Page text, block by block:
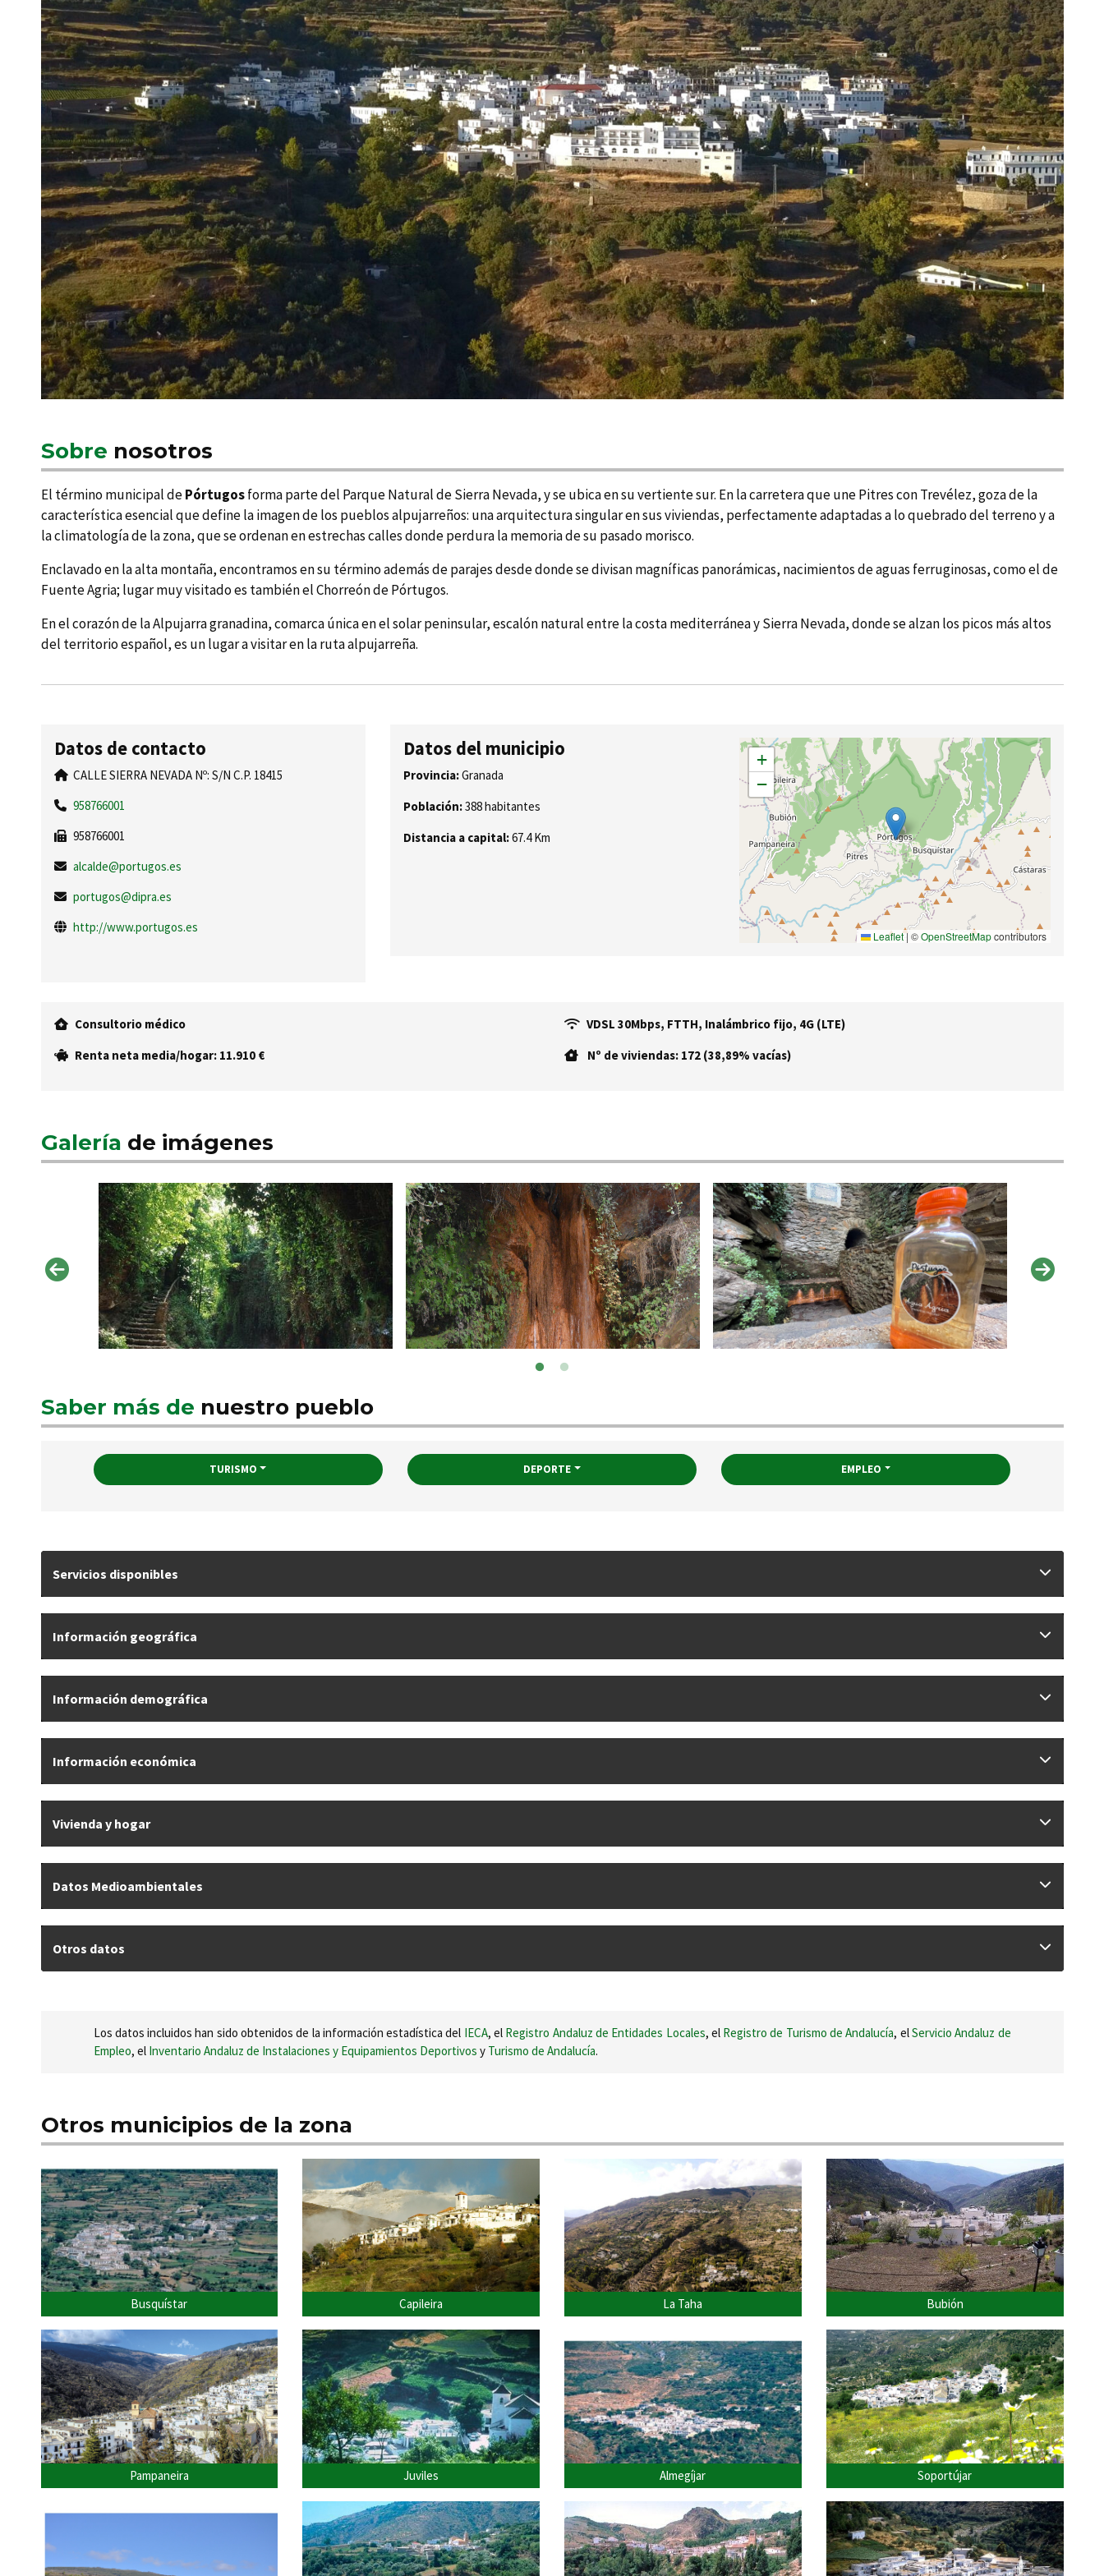
Sobre nosotros
El término municipal dePórtugosforma parte del Parque Natural de Sierra Nevada, y se ubica en su vertiente sur. En la carretera que une Pitres con Trevélez, goza de la
caracterí­stica esencial que define la imagen de los pueblos alpujarreños: una arquitectura singular en sus viviendas, perfectamente adaptadas a lo quebrado del terreno y a
la climatologí­a de la zona, que se ordenan en estrechas calles donde perdura la memoria de su pasado morisco.
Enclavado en la alta montaña, encontramos en su término además de parajes desde donde se divisan magní­ficas panorámicas, nacimientos de aguas ferruginosas, como el de
Fuente Agria; lugar muy visitado es también el Chorreón de Pórtugos.
En el corazón de la Alpujarra granadina, comarca única en el solar peninsular, escalón natural entre la costa mediterránea y Sierra Nevada, donde se alzan los picos más altos
del territorio español, es un lugar a visitar en la ruta alpujarreña.
Datos de contacto
CALLE SIERRA NEVADA Nº: S/N C.P. 18415
958766001
958766001
alcalde@portugos.es
portugos@dipra.es
http://www.portugos.es
Datos del municipio
Provincia:Granada
Población:388 habitantes
Distancia a capital:67.4 Km
+
−
Leaflet|©OpenStreetMapcontributors
Consultorio médico
VDSL 30Mbps, FTTH, Inalámbrico fijo, 4G (LTE)
Renta neta media/hogar: 11.910 €
Nº de viviendas: 172 (38,89% vacías)
Galería de imágenes
Saber más de nuestro pueblo
TURISMO DEPORTE EMPLEO
Servicios disponibles
Información geográfica
Información demográfica
Información económica
Vivienda y hogar
Datos Medioambientales
Otros datos
Los datos incluidos han sido obtenidos de la información estadística del IECA, el Registro Andaluz de Entidades Locales, el Registro de Turismo de Andalucía, elServicio Andaluz de
Empleo, el Inventario Andaluz de Instalaciones y Equipamientos Deportivos y Turismo de Andalucía.
Otros municipios de la zona
Busquístar Capileira La Taha Bubión
Pampaneira Juviles Almegíjar Soportújar